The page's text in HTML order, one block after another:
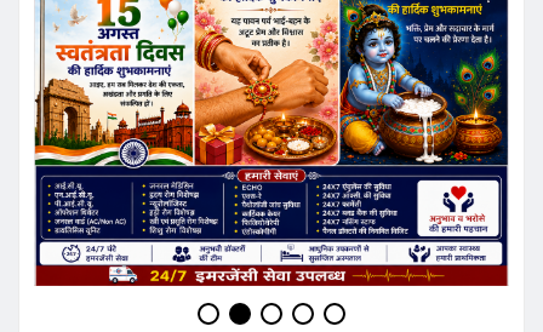
Ashish Sinha
Website:
https://pradeshkhabar.in